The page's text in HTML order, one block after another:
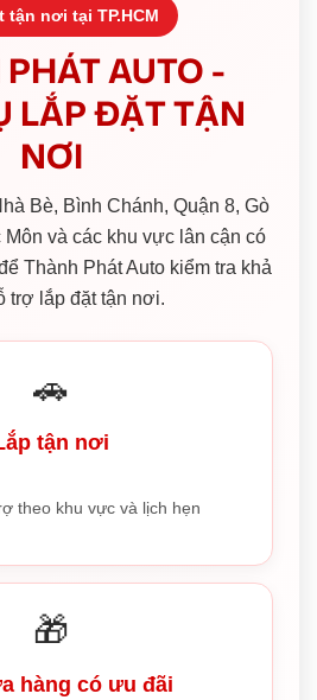
tận nơi tại TP.HCM
AUTO -
LẮP ĐẶT TẬN
NƠI
Bè, Bình Chánh, Quận 8, Gò
và các khu vực lân cận có
Thành Phát Auto kiểm tra khả
trợ lắp đặt tận nơi.
🚗
tận nơi
theo khu vực và lịch hẹn
🎁
hàng có ưu đãi